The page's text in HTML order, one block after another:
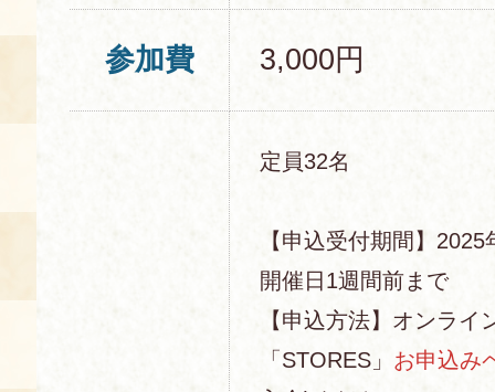
参加費 3,000円
定員32名
【申込受付期間】
開催日1週間前まで
【申込方法】オンライ
「STORES」 お申込み